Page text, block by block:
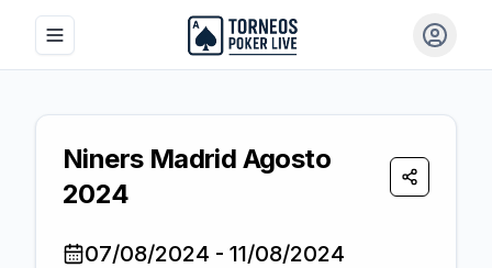
Toggle navigation menu Iniciar
Niners Madrid Agosto
2024
Compartir
07/08/2024 - 11/08/2024